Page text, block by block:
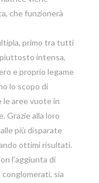
che funzionerà
primo tra tutti
intensa,
e proprio legame
lo scopo di
le aree vuote in
Grazie alla loro
più disparate
ottimi risultati.
l’aggiunta di
sia